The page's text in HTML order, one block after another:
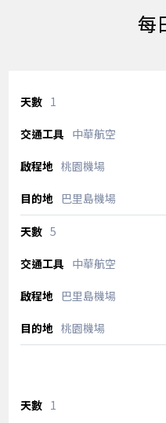
每
1
中華航空
桃園機場
巴里島機場
5
中華航空
巴里島機場
桃園機場
1